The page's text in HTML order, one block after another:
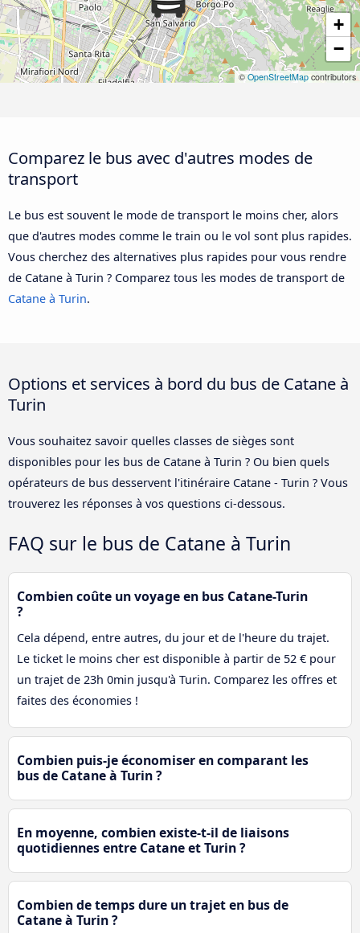
+
−
© OpenStreetMap contributors
Comparez le bus avec d'autres modes de
transport
Le bus est souvent le mode de transport le moins cher, alors
que d'autres modes comme le train ou le vol sont plus rapides.
Vous cherchez des alternatives plus rapides pour vous rendre
de Catane à Turin ? Comparez tous les modes de transport de
Catane à Turin.
Options et services à bord du bus de Catane à
Turin
Vous souhaitez savoir quelles classes de sièges sont
disponibles pour les bus de Catane à Turin ? Ou bien quels
opérateurs de bus desservent l'itinéraire Catane - Turin ? Vous
trouverez les réponses à vos questions ci-dessous.
FAQ sur le bus de Catane à Turin
Combien coûte un voyage en bus Catane-Turin
?
Cela dépend, entre autres, du jour et de l'heure du trajet.
Le ticket le moins cher est disponible à partir de 52 € pour
un trajet de 23h 0min jusqu'à Turin. Comparez les offres et
faites des économies !
Combien puis-je économiser en comparant les
bus de Catane à Turin ?
En moyenne, combien existe-t-il de liaisons
quotidiennes entre Catane et Turin ?
Combien de temps dure un trajet en bus de
Catane à Turin ?